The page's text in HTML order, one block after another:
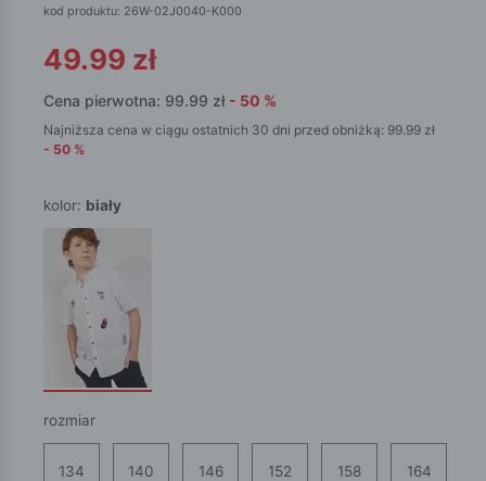
kod produktu: 26W-02J0040-K000
49.99 zł
Cena pierwotna: 99.99 zł - 50 %
Najniższa cena w ciągu ostatnich 30 dni przed obniżką: 99.99 zł
- 50 %
kolor: biały
rozmiar
134 140 146 152 158 164